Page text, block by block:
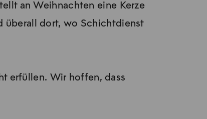
an Weihnachten eine Kerze
überall dort, wo Schichtdienst
erfüllen. Wir hoffen, dass